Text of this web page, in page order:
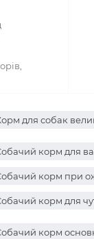
для собак
корм для
корм при
корм для
корм